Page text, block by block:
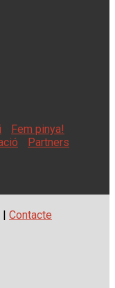
Fem pinya!
Partners
| Contacte